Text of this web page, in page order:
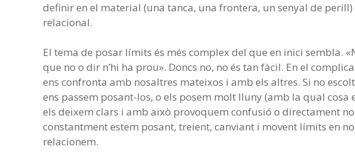
definir en el material (una tanca, una frontera, un senyal de
relacional.
El tema de posar límits és més complex del que en inici sembla.
que no o dir n’hi ha prou». Doncs no, no és tan fàcil. En el
ens confronta amb nosaltres mateixos i amb els altres. Si no
ens passem posant-los, o els posem molt lluny (amb la qual cosa
els deixem clars i amb això provoquem confusió o directament
constantment estem posant, treient, canviant i movent límits en
relacionem.